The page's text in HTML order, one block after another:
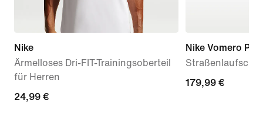
Nike
Ärmelloses Dri-FIT-Trainingsoberteil
für Herren
24,99 €
24,99 €
Nike Vomero Plus
179,99 €
179,99 €